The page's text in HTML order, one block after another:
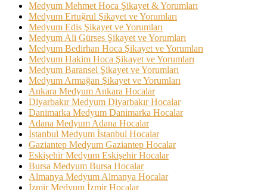
Medyum Mehmet Hoca Şikayet & Yorumları
Medyum Ertuğrul Şikayet ve Yorumları
Medyum Edis Şikayet ve Yorumları
Medyum Ali Gürses Şikayet ve Yorumları
Medyum Bedirhan Hoca Şikayet ve Yorumları
Medyum Hakim Hoca Şikayet ve Yorumları
Medyum Baransel Şikayet ve Yorumları
Medyum Armağan Şikayet ve Yorumları
Ankara Medyum Ankara Hocalar
Diyarbakır Medyum Diyarbakır Hocalar
Danimarka Medyum Danimarka Hocalar
Adana Medyum Adana Hocalar
İstanbul Medyum İstanbul Hocalar
Gaziantep Medyum Gaziantep Hocalar
Eskişehir Medyum Eskişehir Hocalar
Bursa Medyum Bursa Hocalar
Almanya Medyum Almanya Hocalar
İzmir Medyum İzmir Hocalar